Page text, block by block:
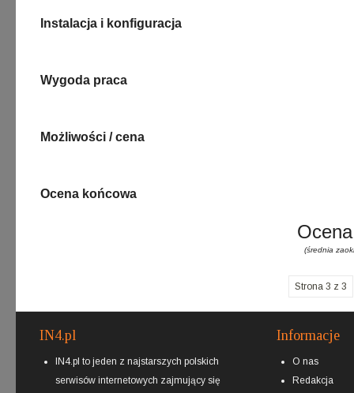
Instalacja i konfiguracja
Wygoda praca
Możliwości / cena
Ocena końcowa
(średnia
Strona 3 z 3
IN4.pl
IN4.pl to jeden z najstarszych polskich
serwisów internetowych zajmujący się
Informacje
O nas
Redakcja